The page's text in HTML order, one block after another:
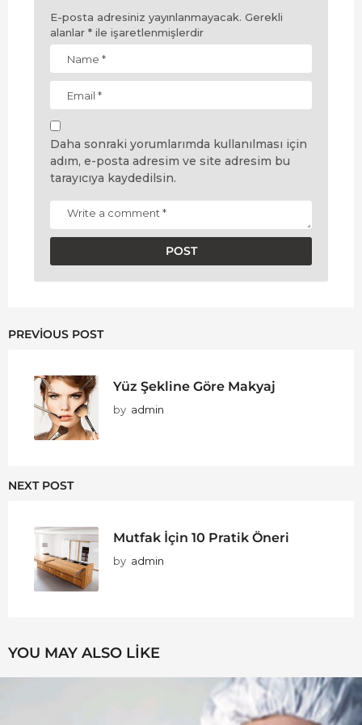
E-posta adresiniz yayınlanmayacak. Gerekli
alanlar * ile işaretlenmişlerdir
Daha sonraki yorumlarımda kullanılması için
adım, e-posta adresim ve site adresim bu
tarayıcıya kaydedilsin.
PREVIOUS POST
Yüz Şekline Göre Makyaj
by admin
NEXT POST
Mutfak İçin 10 Pratik Öneri
by admin
YOU MAY ALSO LIKE